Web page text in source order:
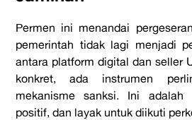
Permen ini menandai
pemerintah tidak lagi menjadi
antara platform digital dan seller
konkret, ada instrumen
mekanisme sanksi. Ini adalah
positif, dan layak untuk diikuti